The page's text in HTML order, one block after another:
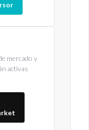
mercado y
activas